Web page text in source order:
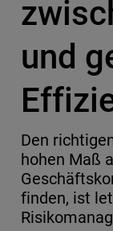
und
Den
hohen Maß
finden, ist